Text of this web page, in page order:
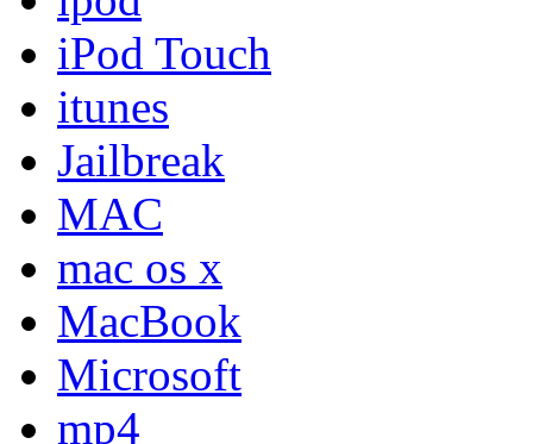
iPod Touch
itunes
Jailbreak
MAC
mac os x
MacBook
Microsoft
mp4